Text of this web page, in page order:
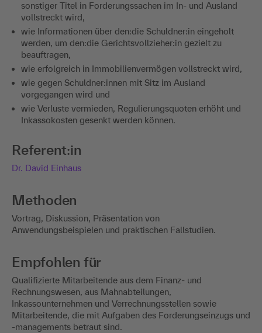
sonstiger Titel in Forderungssachen im In- und Ausland
vollstreckt wird,
wie Informationen über den:die Schuldner:in eingeholt
werden, um den:die Gerichtsvollzieher:in gezielt zu
beauftragen,
wie erfolgreich in Immobilienvermögen vollstreckt wird,
wie gegen Schuldner:innen mit Sitz im Ausland
vorgegangen wird und
wie Verluste vermieden, Regulierungsquoten erhöht und
Inkassokosten gesenkt werden können.
Referent:in
Dr. David Einhaus
Methoden
Vortrag, Diskussion, Präsentation von
Anwendungsbeispielen und praktischen Fallstudien.
Empfohlen für
Qualifizierte Mitarbeitende aus dem Finanz- und
Rechnungswesen, aus Mahnabteilungen,
Inkassounternehmen und Verrechnungsstellen sowie
Mitarbeitende, die mit Aufgaben des Forderungseinzugs und
-managements betraut sind.